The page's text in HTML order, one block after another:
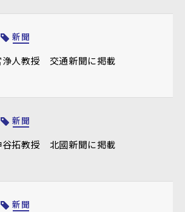
新聞
浄人教授 交通新聞に掲載
新聞
谷拓教授 北國新聞に掲載
新聞